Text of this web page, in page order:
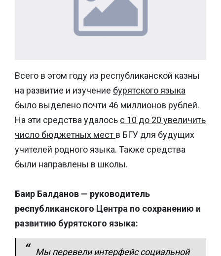
Всего в этом году из республиканской казны
на развитие и изучение бурятского языка
было выделено почти 46 миллионов рублей.
На эти средства удалось с 10 до 20 увеличить
число бюджетных мест в БГУ для будущих
учителей родного языка. Также средства
были направлены в школы.
Баир Балданов — руководитель
республиканского Центра по сохранению и
развитию бурятского языка:
Мы перевели интерфейс социальной